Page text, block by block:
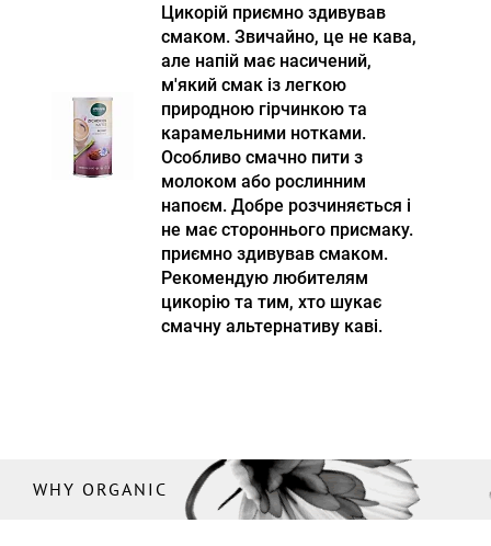
Цикорій приємно здивував
смаком. Звичайно, це не кава,
але напій має насичений,
м'який смак із легкою
природною гірчинкою та
карамельними нотками.
Особливо смачно пити з
молоком або рослинним
напоєм. Добре розчиняється і
не має стороннього присмаку.
приємно здивував смаком.
Рекомендую любителям
цикорію та тим, хто шукає
смачну альтернативу каві.
WHY ORGANIC